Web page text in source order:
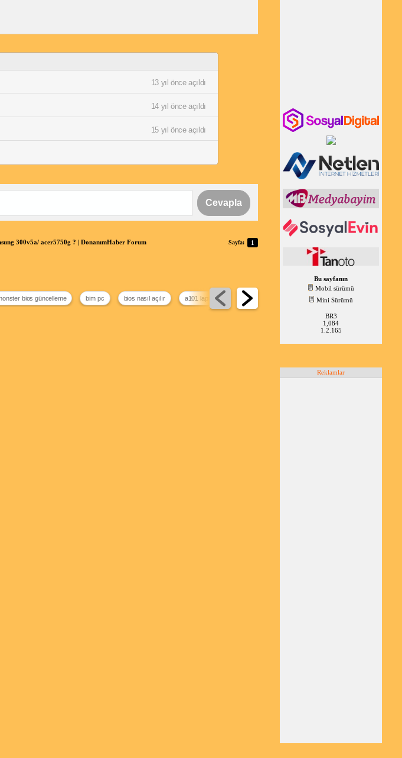
13 yıl önce açıldı
14 yıl önce açıldı
15 yıl önce açıldı
Cevapla
Sayfa: 1
300v5a/ acer5750g ? | DonanımHaber Forum
bios güncelleme bim pc bios nasıl açılır a101 laptop bilgisayar açılmıyor bilgisayar adı değiştirme
Bu sayfanın
Mobil sürümü
Mini Sürümü
BR3
1,084
1.2.165
Reklamlar